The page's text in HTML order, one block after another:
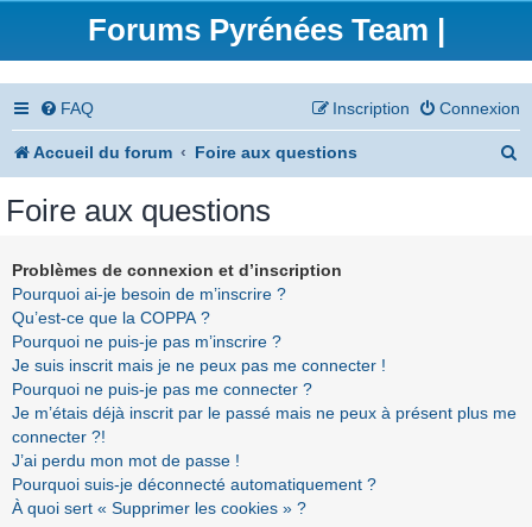
Forums Pyrénées Team |
FAQ Connexion
Inscription
Accueil du forum Foire aux questions
Foire aux questions
Problèmes de connexion et d’inscription
Pourquoi ai-je besoin de m’inscrire ?
Qu’est-ce que la COPPA ?
Pourquoi ne puis-je pas m’inscrire ?
Je suis inscrit mais je ne peux pas me connecter !
Pourquoi ne puis-je pas me connecter ?
Je m’étais déjà inscrit par le passé mais ne peux à présent plus me
connecter ?!
J’ai perdu mon mot de passe !
Pourquoi suis-je déconnecté automatiquement ?
À quoi sert « Supprimer les cookies » ?